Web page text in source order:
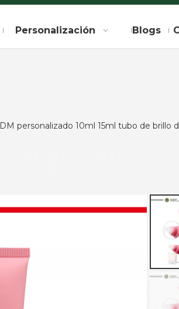
Personalización Blogs
personalizado 10ml 15ml tubo de brillo